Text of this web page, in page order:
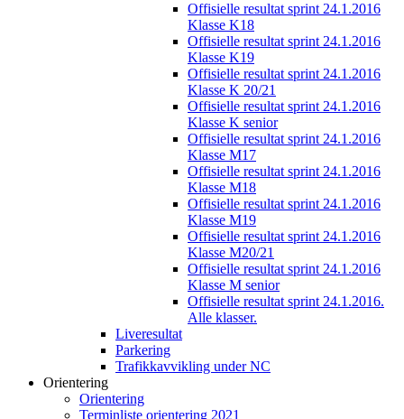
Offisielle resultat sprint 24.1.2016
Klasse K18
Offisielle resultat sprint 24.1.2016
Klasse K19
Offisielle resultat sprint 24.1.2016
Klasse K 20/21
Offisielle resultat sprint 24.1.2016
Klasse K senior
Offisielle resultat sprint 24.1.2016
Klasse M17
Offisielle resultat sprint 24.1.2016
Klasse M18
Offisielle resultat sprint 24.1.2016
Klasse M19
Offisielle resultat sprint 24.1.2016
Klasse M20/21
Offisielle resultat sprint 24.1.2016
Klasse M senior
Offisielle resultat sprint 24.1.2016.
Alle klasser.
Liveresultat
Parkering
Trafikkavvikling under NC
Orientering
Orientering
Terminliste orientering 2021